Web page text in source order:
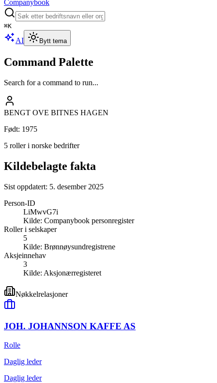
Companybook
⌘K
AI Bytt tema
Command Palette
Search for a command to run...
BENGT OVE BITNES HAGEN
Født: 1975
5 roller i norske bedrifter
Kildebelagte fakta
Sist oppdatert: 5. desember 2025
Person-ID
LiMwvG7i
Kilde: Companybook personregister
Roller i selskaper
5
Kilde: Brønnøysundregistrene
Aksjeinnehav
3
Kilde: Aksjonærregisteret
Nøkkelrelasjoner
JOH. JOHANNSON KAFFE AS
Rolle
Daglig leder
Daglig leder